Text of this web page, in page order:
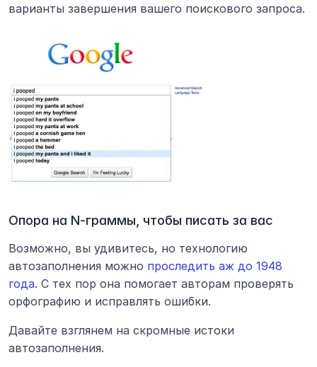
варианты завершения вашего поискового запроса.
Опора на N-граммы, чтобы писать за вас
Возможно, вы удивитесь, но технологию
автозаполнения можно проследить аж до 1948
года. С тех пор она помогает авторам проверять
орфографию и исправлять ошибки.
Давайте взглянем на скромные истоки
автозаполнения.